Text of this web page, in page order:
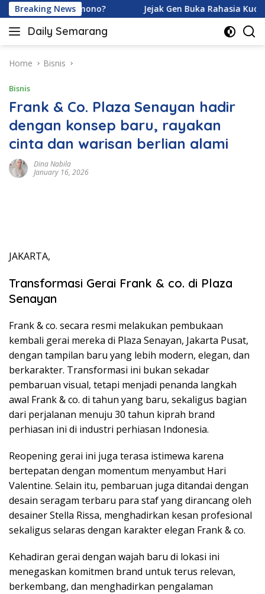
Skip
to
content
Breaking News
Pramono? Jejak Gen Buka Rahasia Kucing
Daily Semarang
"Semarang
Ini:
Terkini
untuk
Anda"
Home Bisnis
Bisnis
Frank & Co. Plaza Senayan hadir
dengan konsep baru, rayakan
cinta dan warisan berlian alami
Dina Nabila
January 16, 2026
JAKARTA,
Transformasi Gerai Frank & co. di Plaza
Senayan
Frank & co. secara resmi melakukan pembukaan
kembali gerai mereka di Plaza Senayan, Jakarta Pusat,
dengan tampilan baru yang lebih modern, elegan, dan
berkarakter. Transformasi ini bukan sekadar
pembaruan visual, tetapi menjadi penanda langkah
awal Frank & co. di tahun yang baru, sekaligus bagian
dari perjalanan menuju 30 tahun kiprah brand
perhiasan ini di industri perhiasan Indonesia.
Reopening gerai ini juga terasa istimewa karena
bertepatan dengan momentum menyambut Hari
Valentine. Selain itu, pembaruan juga ditandai dengan
desain seragam terbaru para staf yang dirancang oleh
desainer Stella Rissa, menghadirkan kesan profesional
sekaligus selaras dengan karakter elegan Frank & co.
Kehadiran gerai dengan wajah baru di lokasi ini
menegaskan komitmen brand untuk terus relevan,
berkembang, dan menghadirkan pengalaman